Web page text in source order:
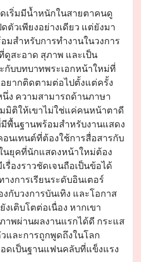
เริ่มมีน้ำหนักในสายตาคนดู
ตัวเพียงอย่างเดียว แต่ยังมา
มสำหรับการทำงานในวงการ
ดูสะอาด สุภาพ และเป็น
กับบทบาทพระเอกหน้าใหม่ที่
ยากติดตามต่อไปตั้งแต่ครั้ง
ง ความสามารถด้านภาษา
มิติให้เขาไม่ใช่แค่คนหน้าตาดี
พื้นฐานพร้อมสำหรับงานแสดง
อนเทนต์ที่ต้องใช้การสื่อสารกับ
นยุคที่นักแสดงหน้าใหม่ต้อง
รื่องราวชัดเจนถือเป็นข้อได้
างการเรียนระดับอินเตอร์
กับวงการบันเทิง และโอกาส
เติบโตต่อเนื่อง หากเขา
าพผ่านผลงานแรกได้ดี กระแส
และการถูกพูดถึงในโลก
ดเป็นฐานแฟนคลับที่แข็งแรง